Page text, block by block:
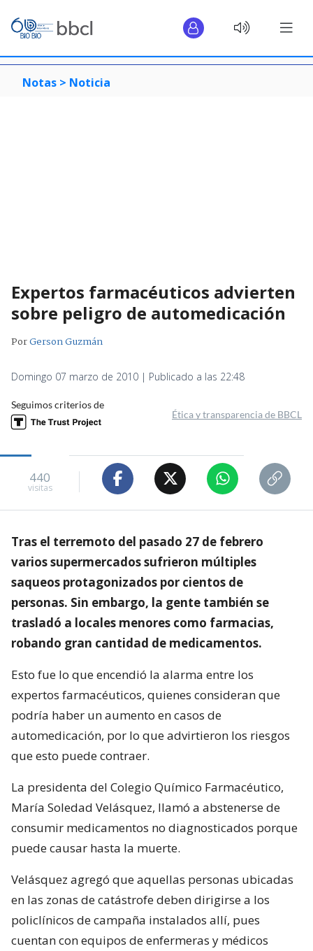
Notas > Noticia
Expertos farmacéuticos advierten
sobre peligro de automedicación
PorGerson Guzmán
Domingo 07 marzo de 2010 | Publicado a las 22:48
Seguimos criterios de
Ética y transparencia de BBCL
440
visitas
Tras el terremoto del pasado 27 de febrero
varios supermercados sufrieron múltiples
saqueos protagonizados por cientos de
personas. Sin embargo, la gente también se
trasladó a locales menores como farmacias,
robando gran cantidad de medicamentos.
Esto fue lo que encendió la alarma entre los
expertos farmacéuticos, quienes consideran que
podría haber un aumento en casos de
automedicación, por lo que advirtieron los riesgos
que esto puede contraer.
La presidenta del Colegio Químico Farmacéutico,
María Soledad Velásquez, llamó a abstenerse de
consumir medicamentos no diagnosticados porque
puede causar hasta la muerte.
Velásquez agregó que aquellas personas ubicadas
en las zonas de catástrofe deben dirigirse a los
policlínicos de campaña instalados allí, pues
cuentan con equipos de enfermeras y médicos